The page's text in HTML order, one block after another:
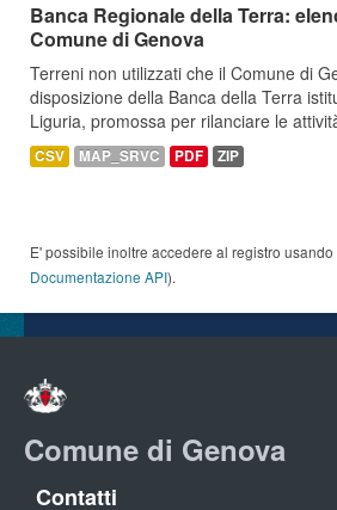
Banca Regionale della Terra:
Comune di Genova
Terreni non utilizzati che il Comune di
disposizione della Banca della Terra
Liguria, promossa per rilanciare le
CSV MAP_SRVC PDF ZIP
E' possibile inoltre accedere al registro usando
Documentazione API).
Comune di Genova
Contatti